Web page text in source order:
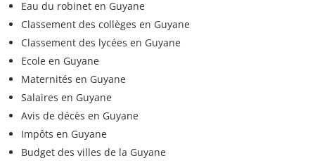
Eau du robinet en Guyane
Classement des collèges en Guyane
Classement des lycées en Guyane
Ecole en Guyane
Maternités en Guyane
Salaires en Guyane
Avis de décès en Guyane
Impôts en Guyane
Budget des villes de la Guyane